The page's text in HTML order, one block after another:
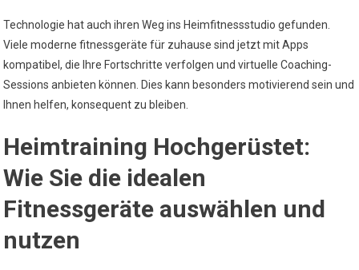
Technologie hat auch ihren Weg ins Heimfitnessstudio gefunden.
Viele moderne fitnessgeräte für zuhause sind jetzt mit Apps
kompatibel, die Ihre Fortschritte verfolgen und virtuelle Coaching-
Sessions anbieten können. Dies kann besonders motivierend sein und
Ihnen helfen, konsequent zu bleiben.
Heimtraining Hochgerüstet:
Wie Sie die idealen
Fitnessgeräte auswählen und
nutzen